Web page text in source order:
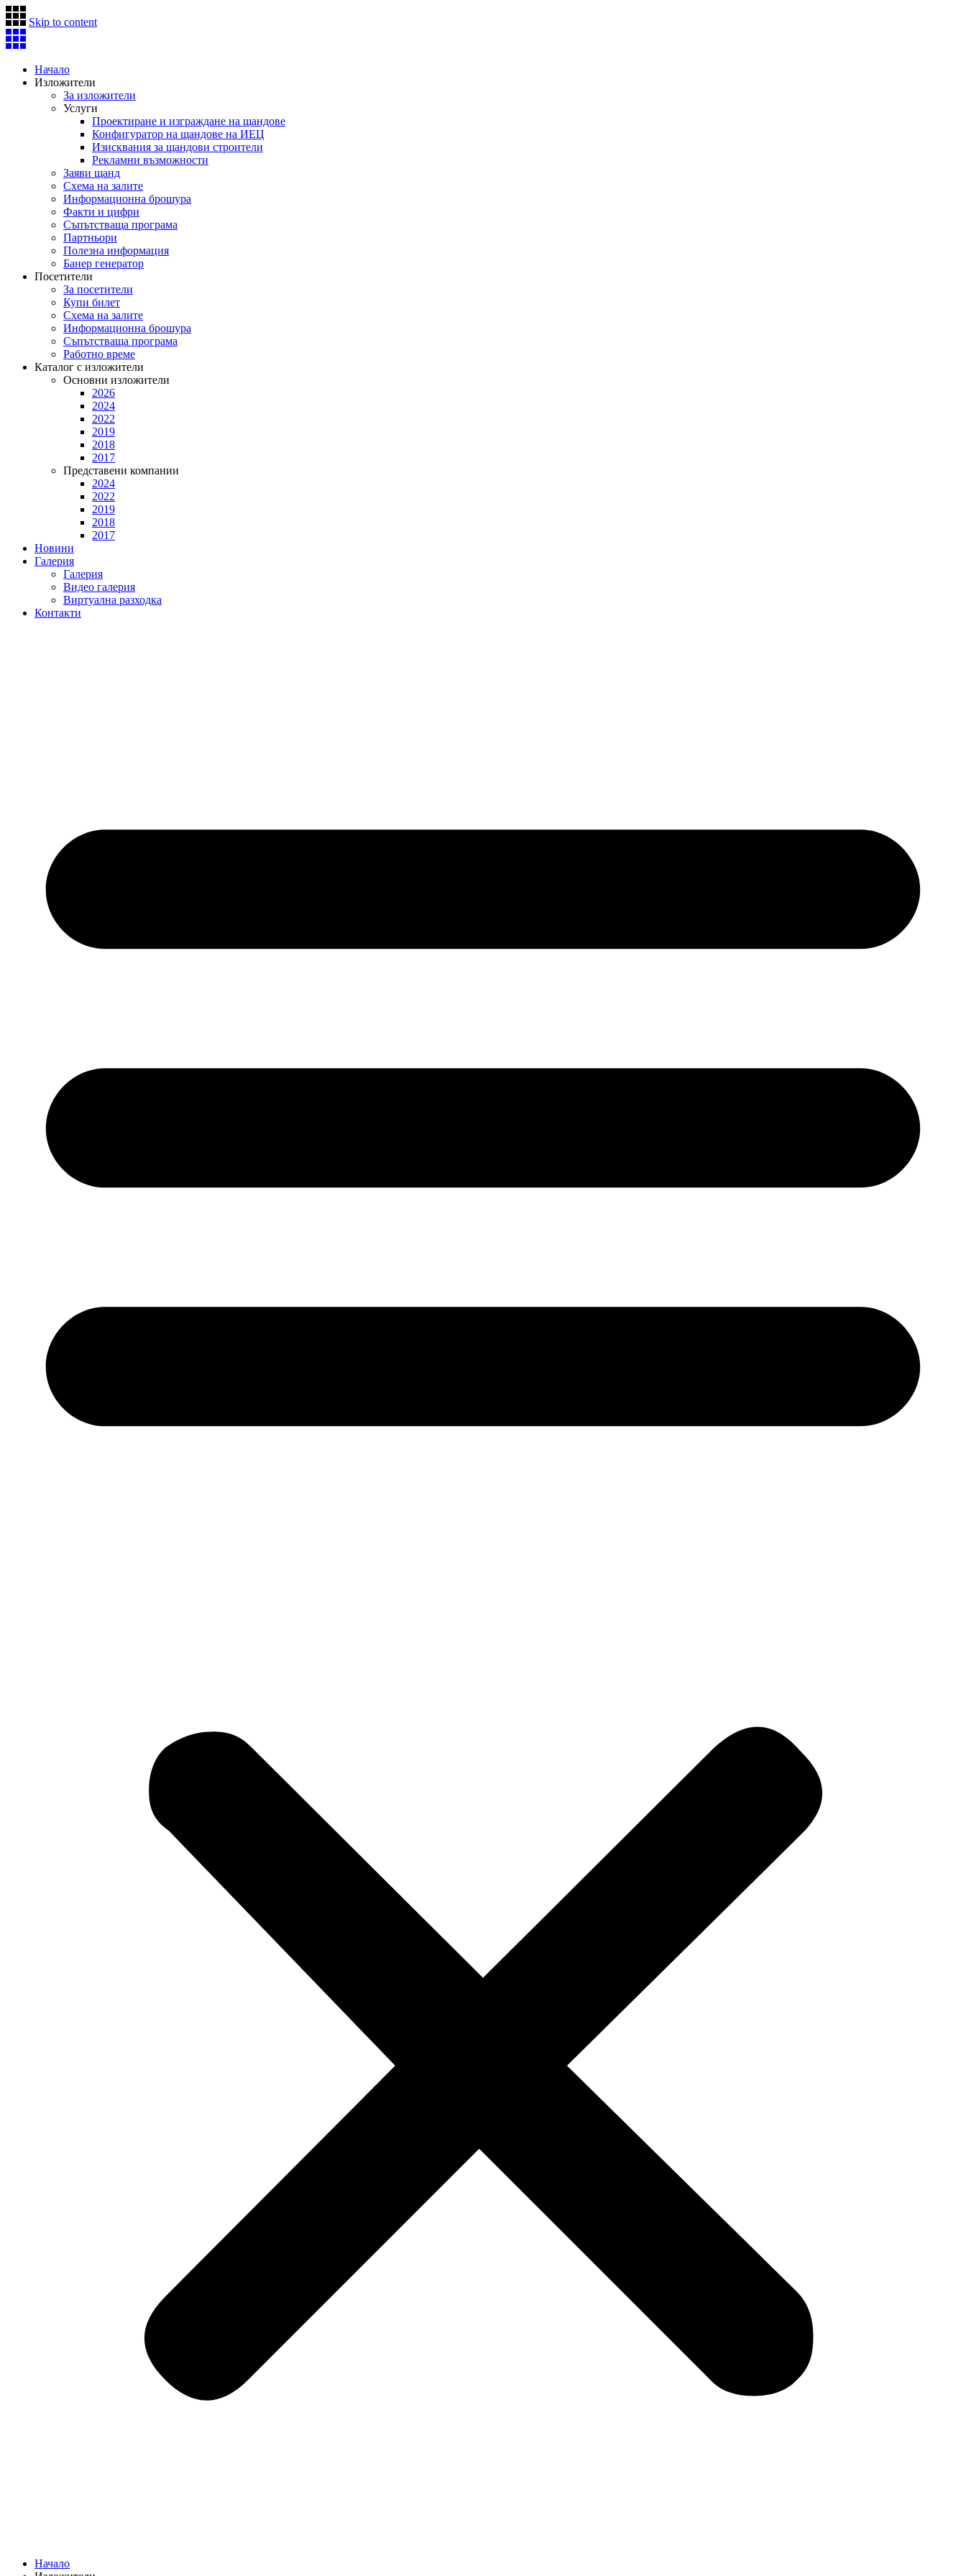
Skip to content
Начало
Изложители
За изложители
Услуги
Проектиране и изграждане на щандове
Конфигуратор на щандове на ИЕЦ
Изисквания за щандови строители
Рекламни възможности
Заяви щанд
Схема на залите
Информационна брошура
Факти и цифри
Съпътстваща програма
Партньори
Полезна информация
Банер генератор
Посетители
За посетители
Купи билет
Схема на залите
Информационна брошура
Съпътстваща програма
Работно време
Каталог с изложители
Основни изложители
2026
2024
2022
2019
2018
2017
Представени компании
2024
2022
2019
2018
2017
Новини
Галерия
Галерия
Видео галерия
Виртуална разходка
Контакти
Начало